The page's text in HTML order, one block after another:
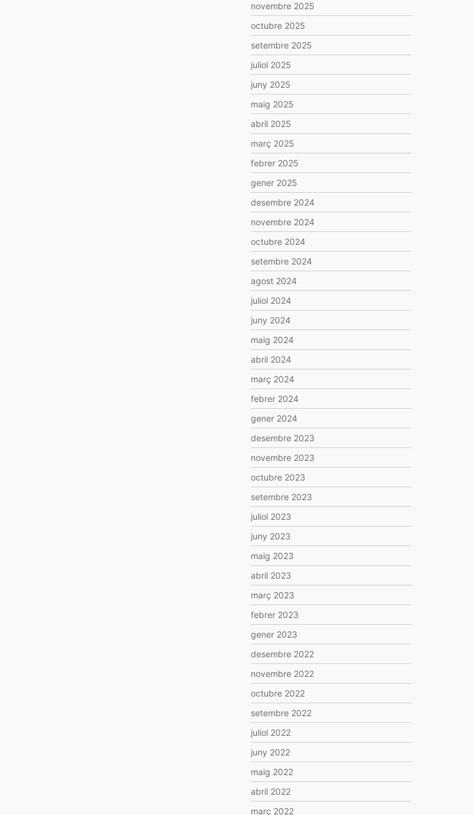
novembre 2025
octubre 2025
setembre 2025
juliol 2025
juny 2025
maig 2025
abril 2025
març 2025
febrer 2025
gener 2025
desembre 2024
novembre 2024
octubre 2024
setembre 2024
agost 2024
juliol 2024
juny 2024
maig 2024
abril 2024
març 2024
febrer 2024
gener 2024
desembre 2023
novembre 2023
octubre 2023
setembre 2023
juliol 2023
juny 2023
maig 2023
abril 2023
març 2023
febrer 2023
gener 2023
desembre 2022
novembre 2022
octubre 2022
setembre 2022
juliol 2022
juny 2022
maig 2022
abril 2022
març 2022